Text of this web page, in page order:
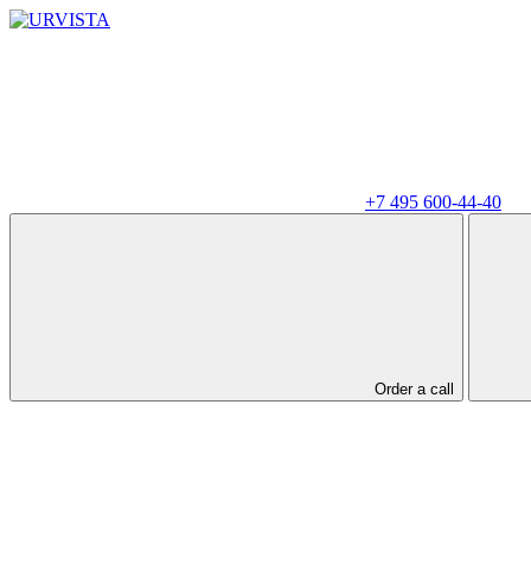
+7 495 600-44-40
Order a call